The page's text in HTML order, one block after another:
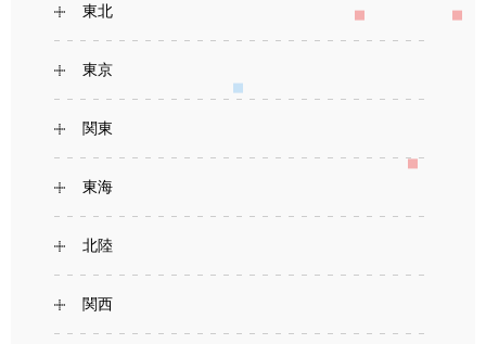
東北
東京
関東
東海
北陸
関西